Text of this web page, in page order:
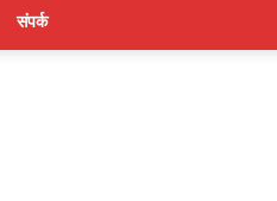
संपर्क